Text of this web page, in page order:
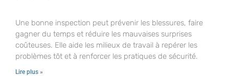
Une bonne inspection peut prévenir les blessures, faire
gagner du temps et réduire les mauvaises surprises
coûteuses. Elle aide les milieux de travail à repérer les
problèmes tôt et à renforcer les pratiques de sécurité.
Lire plus »